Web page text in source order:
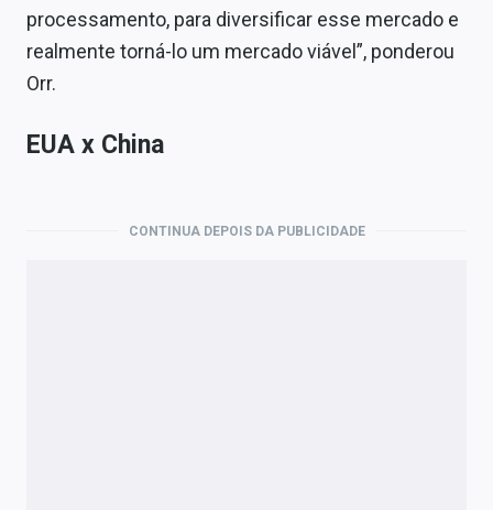
processamento, para diversificar esse mercado e
realmente torná-lo um mercado viável”, ponderou
Orr.
EUA x China
CONTINUA DEPOIS DA PUBLICIDADE